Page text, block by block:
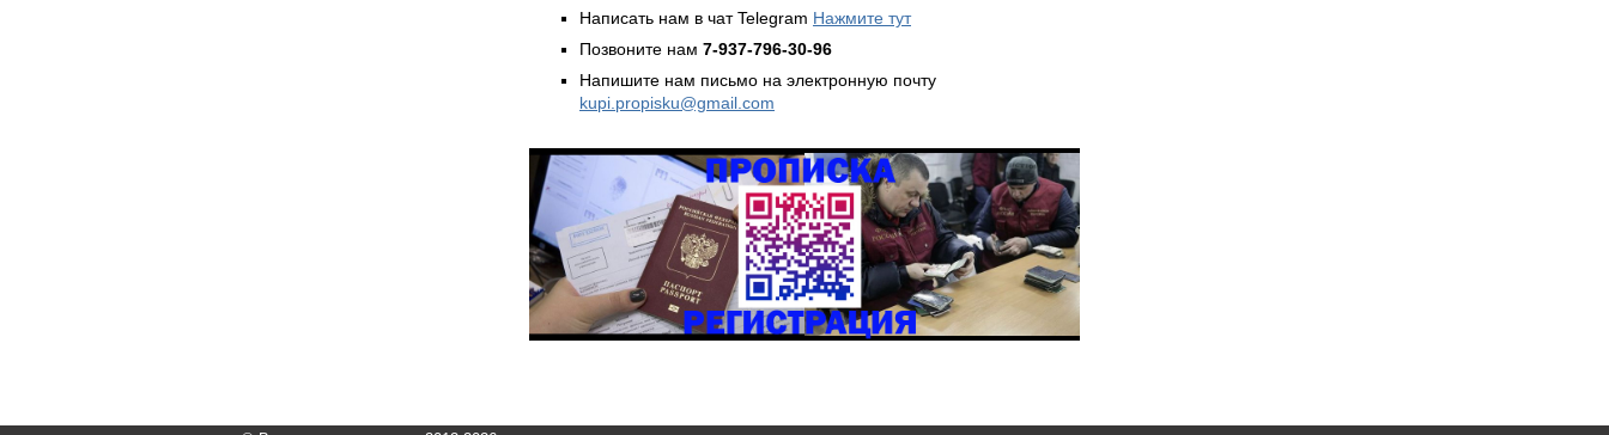
Написать нам в чат Telegram Нажмите тут
Позвоните нам 7-937-796-30-96
Напишите нам письмо на электронную почту
kupi.propisku@gmail.com